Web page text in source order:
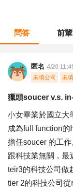
問答 前輩
匿名 4/20
未填公司
未
獵頭soucer v.s.
小女畢業於國立大
成為full function的
擔任soucer 的工
跟科技業無關，最
teir3的科技公司做
tier 2的科技公司從